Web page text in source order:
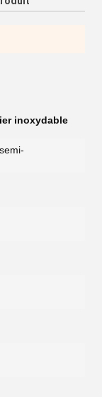
inoxydable